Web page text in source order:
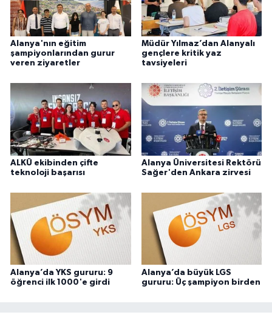
Alanya'nın eğitim
şampiyonlarından gurur
veren ziyaretler
Müdür Yılmaz’dan Alanyalı
gençlere kritik yaz
tavsiyeleri
ALKÜ ekibinden çifte
teknoloji başarısı
Alanya Üniversitesi Rektörü
Sağer'den Ankara zirvesi
Alanya’da YKS gururu: 9
öğrenci ilk 1000'e girdi
Alanya’da büyük LGS
gururu: Üç şampiyon birden